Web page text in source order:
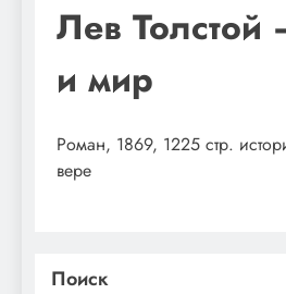
Лев
и мир
Роман, 1869, 1225 стр.
вере
Поиск